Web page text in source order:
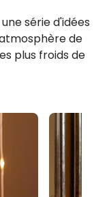
série d'idées
de
plus froids de